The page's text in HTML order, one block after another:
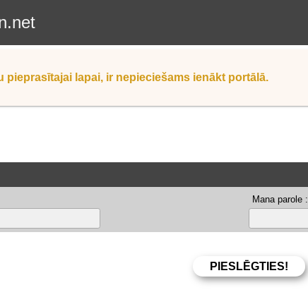
pieprasītajai lapai, ir nepieciešams ienākt portālā.
Mana parole :